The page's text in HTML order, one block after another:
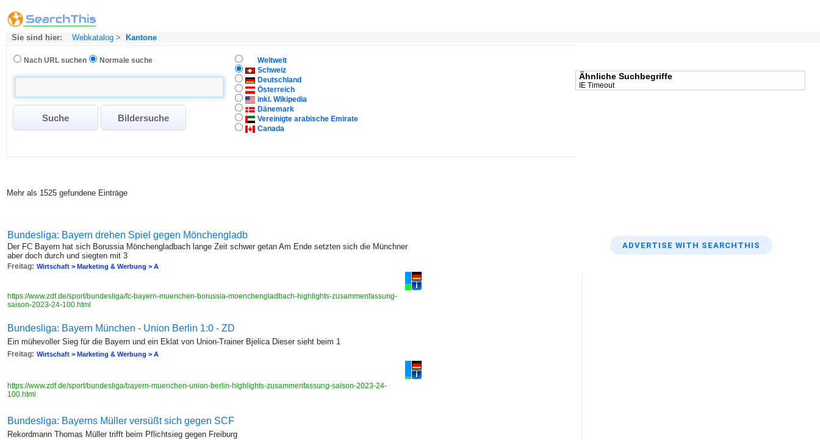
Sie sind hier: Webkatalog > Kantone
Nach URL suchen Normale suche
Weltweit
Schweiz
Deutschland
Österreich
inkl. Wikipedia
Dänemark
Vereinigte arabische Emirate
Canada
Mehr als 1525 gefundene Einträge
Bundesliga: Bayern drehen Spiel gegen Mönchengladb
Der FC Bayern hat sich Borussia Mönchengladbach lange Zeit schwer getan Am Ende setzten sich die Münchner
aber doch durch und siegten mit 3
Freitag: Wirtschaft > Marketing & Werbung > A
https://www.zdf.de/sport/bundesliga/fc-bayern-muenchen-borussia-moenchengladbach-highlights-zusammenfassung-
saison-2023-24-100.html
Bundesliga: Bayern München - Union Berlin 1:0 - ZD
Ein mühevoller Sieg für die Bayern und ein Eklat von Union-Trainer Bjelica Dieser sieht beim 1
Freitag: Wirtschaft > Marketing & Werbung > A
https://www.zdf.de/sport/bundesliga/bayern-muenchen-union-berlin-highlights-zusammenfassung-saison-2023-24-
100.html
Bundesliga: Bayerns Müller versüßt sich gegen SCF
Rekordmann Thomas Müller trifft beim Pflichtsieg gegen Freiburg